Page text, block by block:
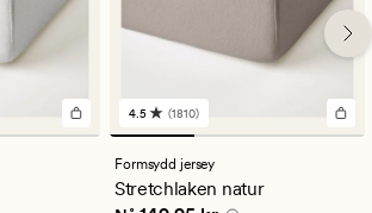
1810
anmeldelser
med
en
gjennomsnittlig
4.5 (1810)
Formsydd jersey
Stretchlaken natur